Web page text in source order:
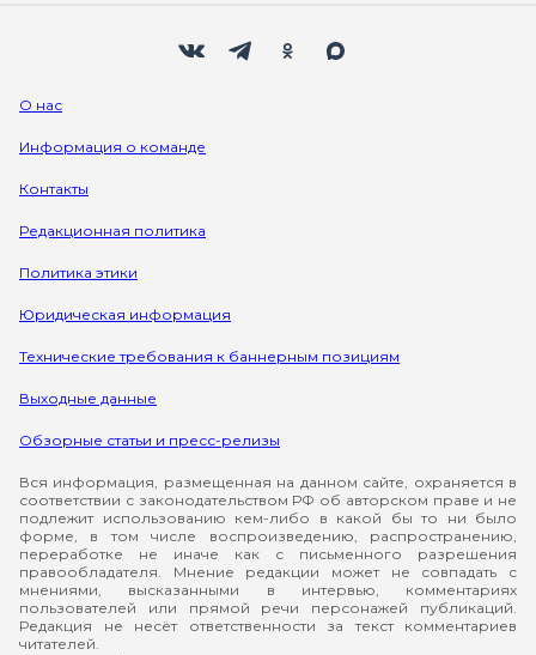
О нас
Информация о команде
Контакты
Редакционная политика
Политика этики
Юридическая информация
Технические требования к баннерным позициям
Выходные данные
Обзорные статьи и пресс-релизы
Вся информация, размещенная на данном сайте, охраняется в
соответствии с законодательством РФ об авторском праве и не
подлежит использованию кем-либо в какой бы то ни было
форме, в том числе воспроизведению, распространению,
переработке не иначе как с письменного разрешения
правообладателя. Мнение редакции может не совпадать с
мнениями, высказанными в интервью, комментариях
пользователей или прямой речи персонажей публикаций.
Редакция не несёт ответственности за текст комментариев
читателей.